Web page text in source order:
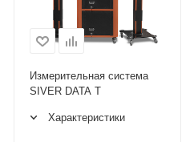
Измерительная система
SIVER DATA T
Характеристики